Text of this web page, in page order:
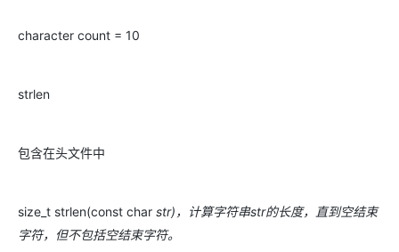
character count = 10
strlen
包含在头文件中
size_t strlen(const char str)，计算字符串str的长度，直到空结束
字符，但不包括空结束字符。